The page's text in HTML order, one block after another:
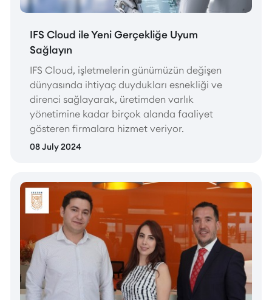
IFS Cloud ile Yeni Gerçekliğe Uyum
Sağlayın
IFS Cloud, işletmelerin günümüzün değişen
dünyasında ihtiyaç duydukları esnekliği ve
direnci sağlayarak, üretimden varlık
yönetimine kadar birçok alanda faaliyet
gösteren firmalara hizmet veriyor.
08 July 2024